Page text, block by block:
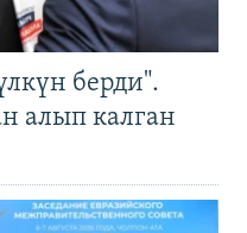
берди".
алып калган